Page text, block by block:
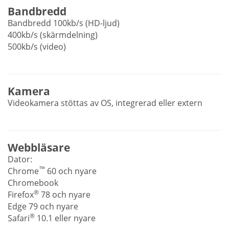
Bandbredd
Bandbredd 100kb/s (HD-ljud)
400kb/s (skärmdelning)
500kb/s (video)
Kamera
Videokamera stöttas av OS, integrerad eller extern
Webbläsare
Dator:
Chrome™ 60 och nyare
Chromebook
Firefox® 78 och nyare
Edge 79 och nyare
Safari® 10.1 eller nyare